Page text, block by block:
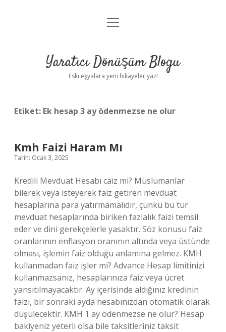
Anasayfa
Yasal Uyarı
menüyü
Yaratıcı Dönüşüm Blogu
Eski eşyalara yeni hikayeler yaz!
Etiket: Ek hesap 3 ay ödenmezse ne olur
Kmh Faizi Haram Mı
Tarih: Ocak 3, 2025
Kredili Mevduat Hesabı caiz mi? Müslümanlar
bilerek veya isteyerek faiz getiren mevduat
hesaplarına para yatırmamalıdır, çünkü bu tür
mevduat hesaplarında biriken fazlalık faizi temsil
eder ve dini gerekçelerle yasaktır. Söz konusu faiz
oranlarının enflasyon oranının altında veya üstünde
olması, işlemin faiz olduğu anlamına gelmez. KMH
kullanmadan faiz işler mi? Advance Hesap limitinizi
kullanmazsanız, hesaplarınıza faiz veya ücret
yansıtılmayacaktır. Ay içerisinde aldığınız kredinin
faizi, bir sonraki ayda hesabınızdan otomatik olarak
düşülecektir. KMH 1 ay ödenmezse ne olur? Hesap
bakiyeniz yeterli olsa bile taksitleriniz taksit